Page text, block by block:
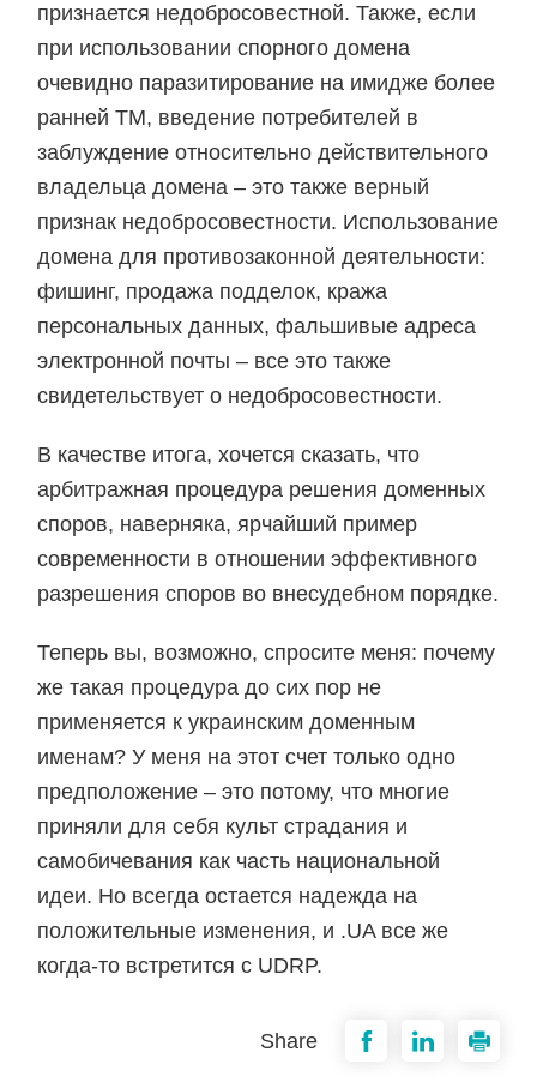
признается недобросовестной. Также, если
при использовании спорного домена
очевидно паразитирование на имидже более
ранней ТМ, введение потребителей в
заблуждение относительно действительного
владельца домена – это также верный
признак недобросовестности. Использование
домена для противозаконной деятельности:
фишинг, продажа подделок, кража
персональных данных, фальшивые адреса
электронной почты – все это также
свидетельствует о недобросовестности.
В качестве итога, хочется сказать, что
арбитражная процедура решения доменных
споров, наверняка, ярчайший пример
современности в отношении эффективного
разрешения споров во внесудебном порядке.
Теперь вы, возможно, спросите меня: почему
же такая процедура до сих пор не
применяется к украинским доменным
именам? У меня на этот счет только одно
предположение – это потому, что многие
приняли для себя культ страдания и
самобичевания как часть национальной
идеи. Но всегда остается надежда на
положительные изменения, и .UA все же
когда-то встретится с UDRP.
Share